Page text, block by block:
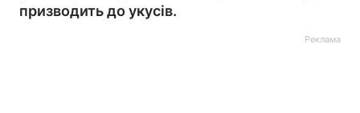
призводить до укусів.
Реклама